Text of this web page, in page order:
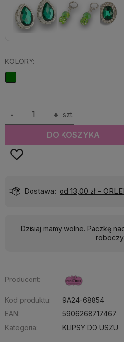
KOLORY:
+
- szt.
DO KOSZYKA
Dostawa: od 13,00 zł -
Dzisiaj mamy wolne. Paczkę
roboczy.
Producent:
Kod produktu:
9A24-68854
EAN:
5906268717467
Kategoria:
KLIPSY DO USZU